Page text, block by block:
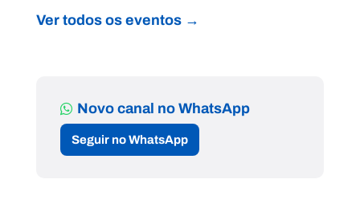
Ver todos os eventos →
Novo canal no WhatsApp
Seguir no WhatsApp